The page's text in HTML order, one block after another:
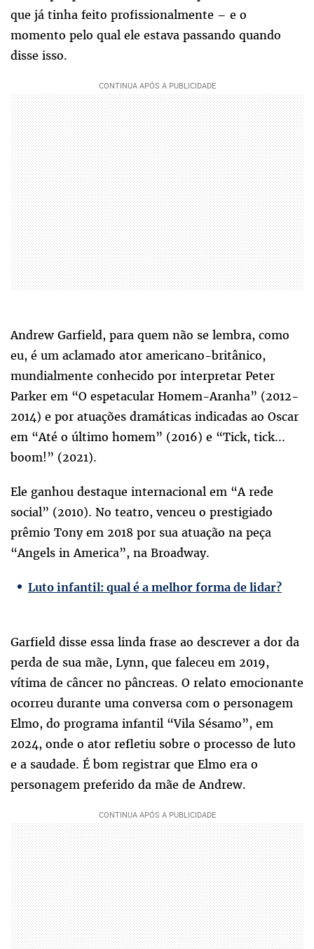
que já tinha feito profissionalmente – e o
momento pelo qual ele estava passando quando
disse isso.
Andrew Garfield, para quem não se lembra, como
eu, é um aclamado ator americano-britânico,
mundialmente conhecido por interpretar Peter
Parker em “O espetacular Homem-Aranha” (2012-
2014) e por atuações dramáticas indicadas ao Oscar
em “Até o último homem” (2016) e “Tick, tick...
boom!” (2021).
Ele ganhou destaque internacional em “A rede
social” (2010). No teatro, venceu o prestigiado
prêmio Tony em 2018 por sua atuação na peça
“Angels in America”, na Broadway.
Luto infantil: qual é a melhor forma de lidar?
Garfield disse essa linda frase ao descrever a dor da
perda de sua mãe, Lynn, que faleceu em 2019,
vítima de câncer no pâncreas. O relato emocionante
ocorreu durante uma conversa com o personagem
Elmo, do programa infantil “Vila Sésamo”, em
2024, onde o ator refletiu sobre o processo de luto
e a saudade. É bom registrar que Elmo era o
personagem preferido da mãe de Andrew.